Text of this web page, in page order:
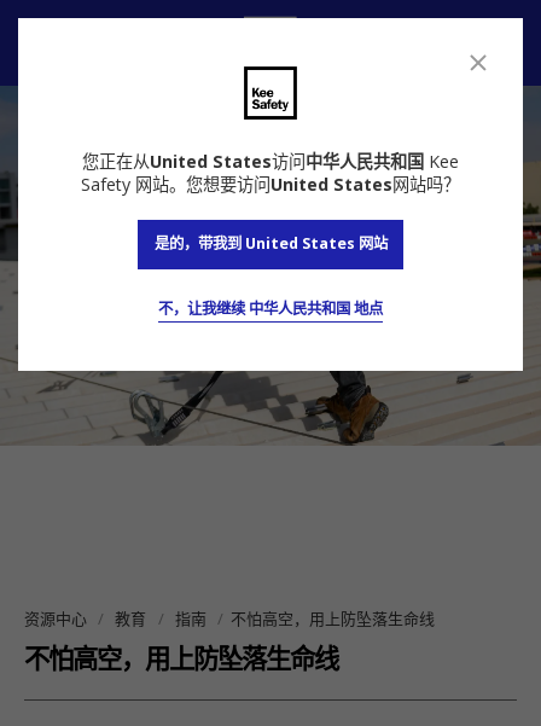
您正在从United States访问中华人民共和国 Kee
Safety 网站。您想要访问United States网站吗？
是的，带我到 United States 网站
不，让我继续 中华人民共和国 地点
资源中心 教育 指南 不怕高空，用上防坠落生命线
不怕高空，用上防坠落生命线